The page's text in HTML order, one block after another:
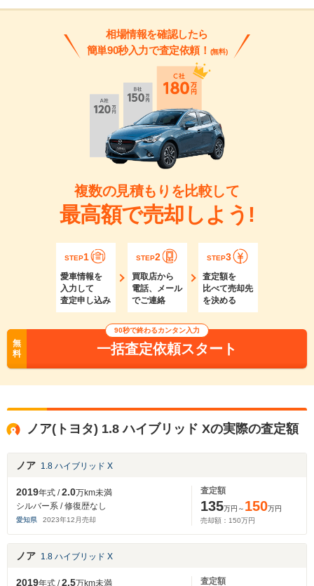
相場情報を確認したら
簡単90秒入力で査定依頼！ (無料)
複数の見積もりを比較して
最高額で売却しよう!
STEP1
愛車情報を
入力して
査定申し込み
STEP2
買取店から
電話、メール
でご連絡
STEP3
査定額を
比べて売却先
を決める
無
料
90秒で終わるカンタン入力
一括査定依頼スタート
ノア(トヨタ) 1.8 ハイブリッド Xの実際の査定額
ノア 1.8 ハイブリッド X
2019年式 /2.0万km未満
シルバー系 / 修復歴なし
愛知県 2023年12 月売却
査定額
135万円～ 150万円
売却額： 150万円
ノア 1.8 ハイブリッド X
2019年式 /2.5万km未満 査定額